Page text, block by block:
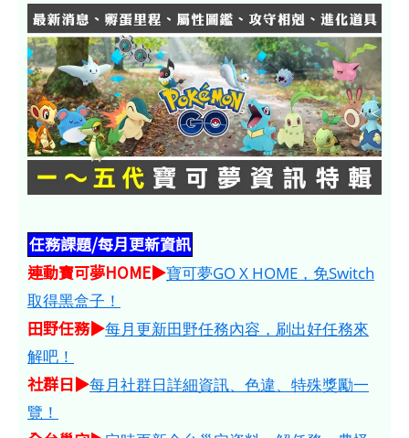
任務課題/每月更新資訊
連動寶可夢HOME​​​▶寶可夢GO X HOME，免Switch
取得黑盒子！
田野任務▶每月更新田野任務內容，刷出好任務來
解吧！
社群日▶每月社群日詳細資訊、色違、特殊獎勵一
覽！